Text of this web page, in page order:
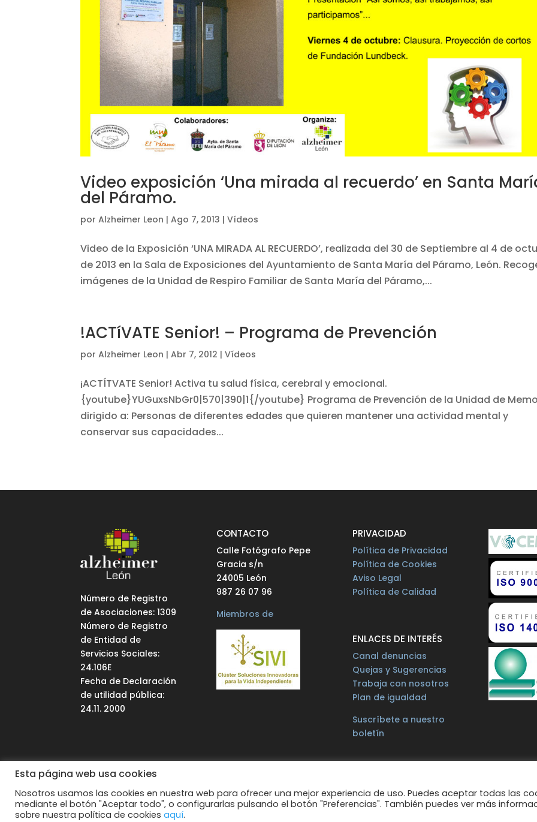
Video exposición ‘Una mirada al recuerdo’ en Santa
del Páramo.
porAlzheimer Leon |Ago 7, 2013 |Vídeos
Video de la Exposición ‘UNA MIRADA AL RECUERDO’, realizada del 30 de Septiembre al 4 de
de 2013 en la Sala de Exposiciones del Ayuntamiento de Santa María del Páramo, León.
imágenes de la Unidad de Respiro Familiar de Santa María del Páramo,...
!ACTíVATE Senior! – Programa de Prevención
porAlzheimer Leon |Abr 7, 2012 |Vídeos
¡ACTÍTVATE Senior! Activa tu salud física, cerebral y emocional.
{youtube}YUGuxsNbGr0|570|390|1{/youtube} Programa de Prevención de la Unidad de
dirigido a: Personas de diferentes edades que quieren mantener una actividad mental y
conservar sus capacidades...
Número de Registro
de Asociaciones: 1309
Número de Registro
de Entidad de
Servicios Sociales:
24.106E
Fecha de Declaración
de utilidad pública:
24.11. 2000
CONTACTO
Calle Fotógrafo Pepe
Gracia s/n
24005 León
987 26 07 96
Miembros de
PRIVACIDAD
Política de Privacidad
Política de Cookies
Aviso Legal
Política de Calidad
ENLACES DE INTERÉS
Canal denuncias
Quejas y Sugerencias
Trabaja con nosotros
Plan de igualdad
Suscríbete a nuestro
boletín
Todos los derechos reservados.Web supervisada por: MICROLEON Informática
Esta página web usa cookies
Nosotros usamos las cookies en nuestra web para ofrecer una mejor experiencia de uso. Puedes aceptar todas las
mediante el botón "Aceptar todo", o configurarlas pulsando el botón "Preferencias". También puedes ver más
sobre nuestra política de cookies aquí.